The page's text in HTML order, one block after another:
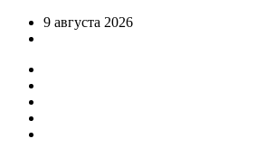
Перейти9 августа 2026